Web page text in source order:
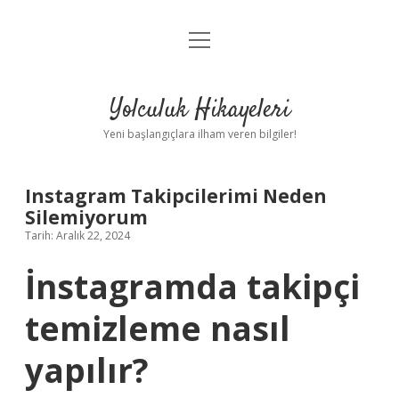
Anasayfa
Yasal Uyarı
menüyü
Yolculuk Hikayeleri
Yeni başlangıçlara ilham veren bilgiler!
Instagram Takipcilerimi Neden
Silemiyorum
Tarih: Aralık 22, 2024
İnstagramda takipçi
temizleme nasıl
yapılır?